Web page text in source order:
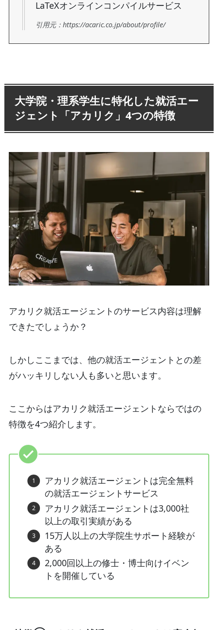
LaTeXオンラインコンパイルサービス
引用元：https://acaric.co.jp/about/profile/
大学院・理系学生に特化した就活エー
ジェント「アカリク」4つの特徴
アカリク就活エージェントのサービス内容は理解
できたでしょうか？
しかしここまでは、他の就活エージェントとの差
がハッキリしない人も多いと思います。
ここからはアカリク就活エージェントならではの
特徴を4つ紹介します。
アカリク就活エージェントは完全無料
の就活エージェントサービス
アカリク就活エージェントは3,000社
以上の取引実績がある
15万人以上の大学院生サポート経験が
ある
2,000回以上の修士・博士向けイベン
トを開催している